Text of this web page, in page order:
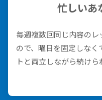
忙しいあ
毎週複数回同じ内容の
ので、曜日を固定しな
トと両立しながら続けら